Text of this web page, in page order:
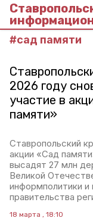
#сад памяти
2026 году
участие в
памяти»
Ставропольский
акции «Сад
высадят 27 млн
Великой
информполитики и
правительства
18 марта , 18:10